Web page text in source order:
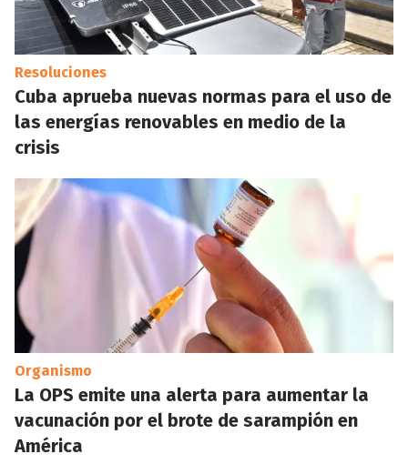
Resoluciones
Cuba aprueba nuevas normas para el uso de
las energías renovables en medio de la
crisis
Organismo
La OPS emite una alerta para aumentar la
vacunación por el brote de sarampión en
América